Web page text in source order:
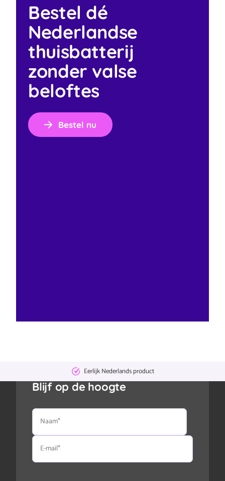
Bestel dé
Nederlandse
thuisbatterij
zonder valse
beloftes
Bestel nu
Eerlijk Nederlands product
Blijf op de hoogte
Naam
E-
mail